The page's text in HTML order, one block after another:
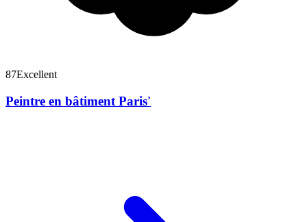
87Excellent
Peintre en bâtiment Paris'